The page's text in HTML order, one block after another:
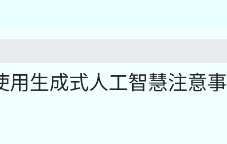
用生成式人工智慧注意事